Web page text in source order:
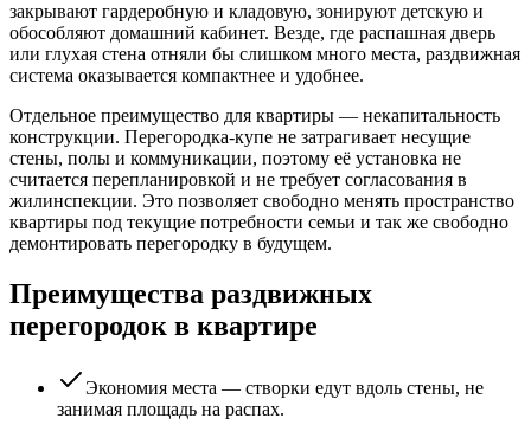
закрывают гардеробную и кладовую, зонируют детскую и
обособляют домашний кабинет. Везде, где распашная дверь
или глухая стена отняли бы слишком много места, раздвижная
система оказывается компактнее и удобнее.
Отдельное преимущество для квартиры — некапитальность
конструкции. Перегородка-купе не затрагивает несущие
стены, полы и коммуникации, поэтому её установка не
считается перепланировкой и не требует согласования в
жилинспекции. Это позволяет свободно менять пространство
квартиры под текущие потребности семьи и так же свободно
демонтировать перегородку в будущем.
Преимущества раздвижных
перегородок в квартире
Экономия места — створки едут вдоль стены, не
занимая площадь на распах.